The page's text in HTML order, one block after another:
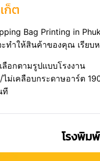
ก็ต
Bag Printing in
ทำให้สินค้าของคุณ เรียบ
อกตามรูปแบบโรงงาน
ม่เคลือบกระดาษอาร์ต
ที
โรงพิม